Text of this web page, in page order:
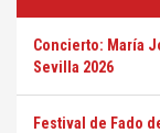
Concierto: María
Sevilla 2026
Festival de Fado